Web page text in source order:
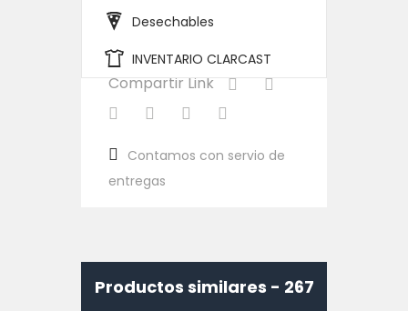
Desechables
INVENTARIO CLARCAST
Compartir Link
Contamos con servio de
entregas
Productos similares - 267